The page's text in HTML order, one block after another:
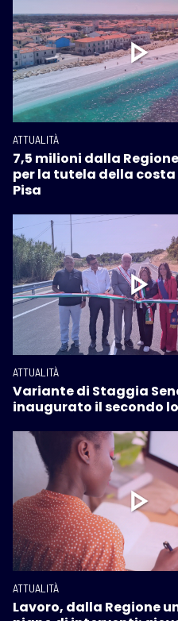
ATTUALITÀ
7,5 milioni dalla
per la tutela della
Pisa
ATTUALITÀ
Variante di Staggia
inaugurato il secondo
ATTUALITÀ
Lavoro, dalla Regione